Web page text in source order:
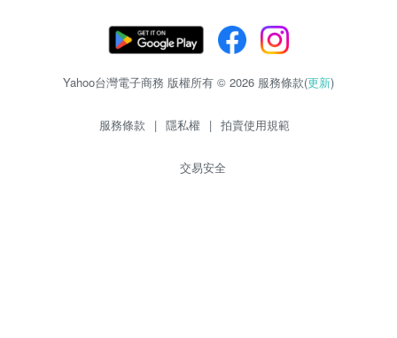
Yahoo台灣電子商務 版權所有 © 2026 服務條款(更新)
服務條款 | 隱私權 | 拍賣使用規範
交易安全